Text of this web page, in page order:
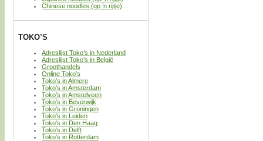
Chinese noodles (op ’n rijtje)
TOKO’S
Adreslijst Toko’s in Nederland
Adreslijst Toko’s in België
Groothandels
Online Toko’s
Toko’s in Almere
Toko’s in Amsterdam
Toko’s in Amstelveen
Toko’s in Beverwijk
Toko’s in Groningen
Toko’s in Leiden
Toko’s in Den Haag
Toko’s in Delft
Toko’s in Rotterdam